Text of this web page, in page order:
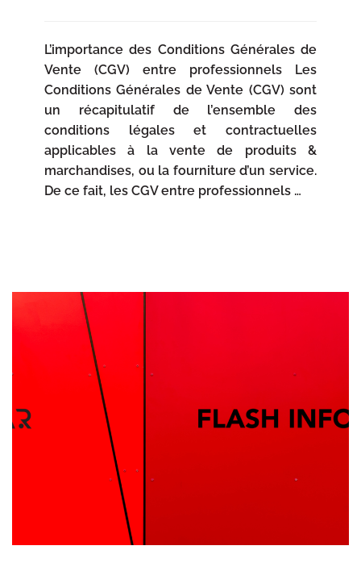
L’importance des Conditions Générales de
Vente (CGV) entre professionnels Les
Conditions Générales de Vente (CGV) sont
un récapitulatif de l’ensemble des
conditions légales et contractuelles
applicables à la vente de produits &
marchandises, ou la fourniture d’un service.
De ce fait, les CGV entre professionnels …